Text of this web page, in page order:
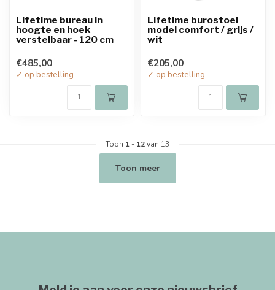
Lifetime bureau in
hoogte en hoek
verstelbaar - 120 cm
€485,00
✓ op bestelling
Lifetime burostoel
model comfort / grijs /
wit
€205,00
✓ op bestelling
Toon 1 - 12van 13
Toon meer